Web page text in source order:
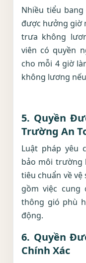
Nhiều tiểu
được hưởng giờ
trưa không
viên có quyền
cho mỗi 4 giờ
không lương
5. Quyền
Trường An
Luật pháp yêu
bảo môi trường
tiêu chuẩn về vệ
gồm việc cung
thông gió phù
động.
6. Quyền
Chính Xác